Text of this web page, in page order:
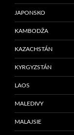
JAPONSKO
KAMBODŽA
KAZACHSTÁN
KYRGYZSTÁN
LAOS
MALEDIVY
MALAJSIE